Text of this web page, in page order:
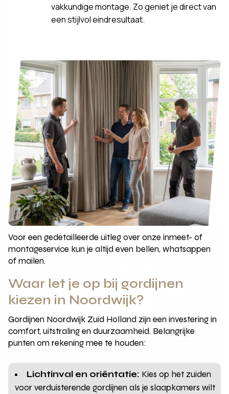
vakkundige montage. Zo geniet je direct van
een stijlvol eindresultaat.
Voor een gedetailleerde uitleg over onze inmeet- of
montageservice kun je altijd even bellen, whatsappen
of mailen.
Waar let je op bij gordijnen
kiezen in Noordwijk?
Gordijnen Noordwijk Zuid Holland zijn een investering in
comfort, uitstraling en duurzaamheid. Belangrijke
punten om rekening mee te houden:
Lichtinval en oriëntatie: Kies op het zuiden
voor verduisterende gordijnen als je slaapkamers wilt